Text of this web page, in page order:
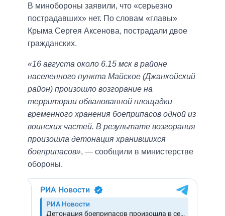
В минобороны заявили, что «серьезно
пострадавших» нет. По словам «главы»
Крыма Сергея Аксенова, пострадали двое
гражданских.
«16 августа около 6.15 мск в районе
населенного пункта Майское (Джанкойский
район) произошло возгорание на
территории обвалованной площадки
временного хранения боеприпасов одной из
воинских частей. В результате возгорания
произошла детонация хранившихся
боеприпасов», — сообщили в министерстве
обороны.